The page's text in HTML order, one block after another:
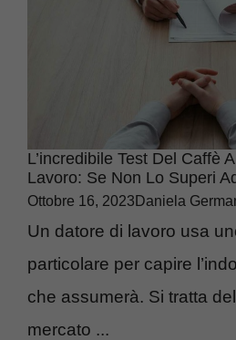
L’incredibile Test Del Caffè
Lavoro: Se Non Lo Superi
Ottobre 16, 2023 Daniela
Un datore di lavoro usa
particolare per capire
che assumerà. Si tratta
mercato ...